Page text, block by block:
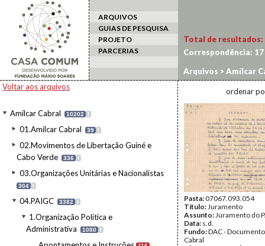
ARQUIVOS
GUIAS DE PESQUISA
PROJETO
PARCERIAS
Voltar aos arquivos
Amílcar Cabral 10202 I
01.Amílcar Cabral 39 I
02.Movimentos de Libertação Guiné e
Cabo Verde
336 I
03.Organizações Unitárias e Nacionalistas
304 I
04.PAIGC 3382 I
1.Organização Política e
Administrativa
1080 I
Total de resultados:
Correspondência: 17
Arquivos >Amílcar
ordenar
Pasta:07067.093.054
Título:Juramento
Assunto:Juramento do
Data: s.d.
Fundo:DAC -
Cabral